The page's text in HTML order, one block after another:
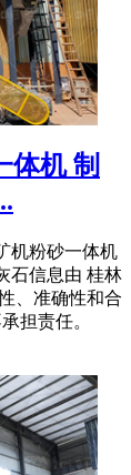
体机 制
机粉砂一体机
石信息由 桂林
、准确性和合
担责任。